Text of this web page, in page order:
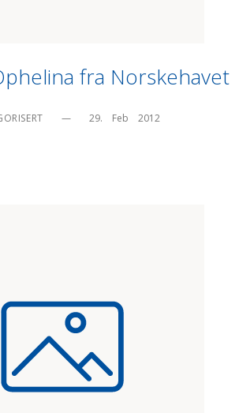
fra Norskehavet
— 29.    Feb    2012